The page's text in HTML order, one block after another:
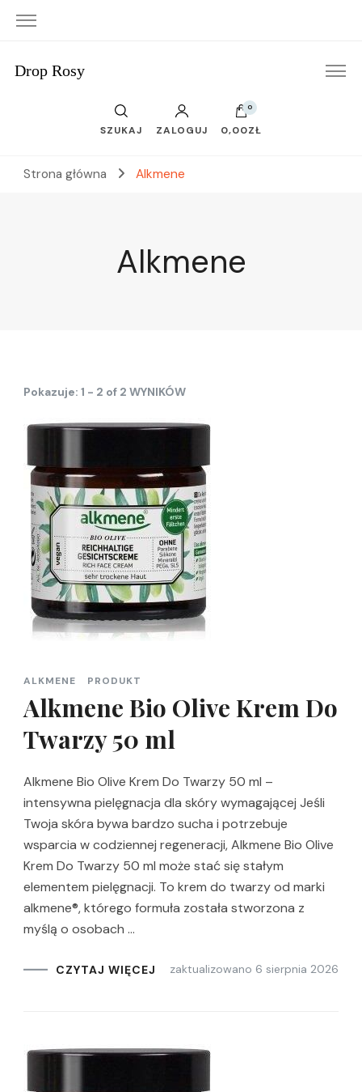
Drop Rosy
SZUKAJ ZALOGUJ
0
0,00ZŁ
Strona główna Alkmene
Alkmene
Pokazuje: 1 - 2 of 2 WYNIKÓW
ALKMENE PRODUKT
Alkmene Bio Olive Krem Do
Twarzy 50 ml
Alkmene Bio Olive Krem Do Twarzy 50 ml –
intensywna pielęgnacja dla skóry wymagającej Jeśli
Twoja skóra bywa bardzo sucha i potrzebuje
wsparcia w codziennej regeneracji, Alkmene Bio Olive
Krem Do Twarzy 50 ml może stać się stałym
elementem pielęgnacji. To krem do twarzy od marki
alkmene®, którego formuła została stworzona z
myślą o osobach …
CZYTAJ WIĘCEJ zaktualizowano 6 sierpnia 2026